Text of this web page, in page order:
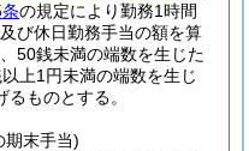
の規定により勤務1時間
び休日勤務手当の額を算
50銭未満の端数を生じた
上1円未満の端数を生じ
ものとする。
期末手当)